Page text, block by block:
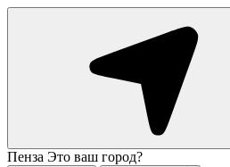
Пенза Это ваш город?